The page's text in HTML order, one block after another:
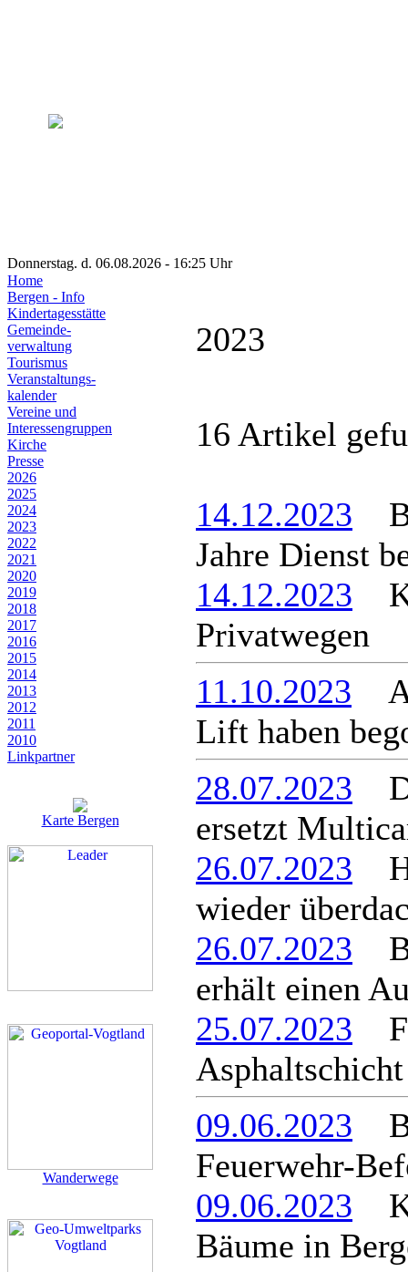
Donnerstag. d. 06.08.2026 - 16:25 Uhr
Home
Bergen - Info
Kindertagesstätte
Gemeinde-
verwaltung
Tourismus
Veranstaltungs-
kalender
Vereine und
Interessen­gruppen
Kirche
Presse
2026
2025
2024
2023
2022
2021
2020
2019
2018
2017
2016
2015
2014
2013
2012
2011
2010
Linkpartner
Karte Bergen
Wanderwege
2023
16 Artikel
14.12.2023
Jahre Dienst
14.12.2023
Privatwegen
11.10.2023
Lift haben
28.07.2023
ersetzt
26.07.2023
wieder
26.07.2023
erhält einen
25.07.2023
Asphaltschicht
09.06.2023
Feuerwehr-
09.06.2023
Bäume in